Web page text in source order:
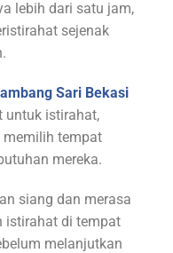
lebih dari satu jam,
sejenak
Sari Bekasi
untuk istirahat,
memilih tempat
mereka.
siang dan merasa
istirahat di tempat
melanjutkan